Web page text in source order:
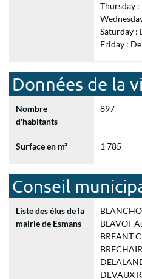
Thursday :
Saturday :
Friday :
Données de la
Nombre
d'habitants
897
Surface en m² 1 785
Conseil
Liste des élus de la
mairie de Esmans
BLAVOT
BREANT
DEVAUX